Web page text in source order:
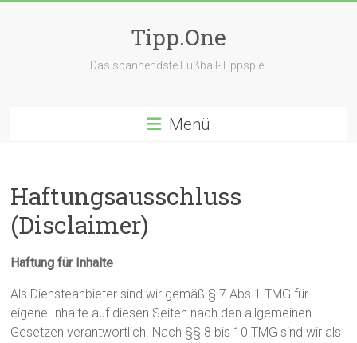
Tipp.One
Das spannendste Fußball-Tippspiel
Menü
Haftungsausschluss
(Disclaimer)
Haftung für Inhalte
Als Diensteanbieter sind wir gemäß § 7 Abs.1 TMG für
eigene Inhalte auf diesen Seiten nach den allgemeinen
Gesetzen verantwortlich. Nach §§ 8 bis 10 TMG sind wir als